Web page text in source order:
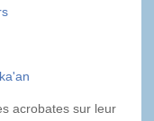
acrobates sur leur